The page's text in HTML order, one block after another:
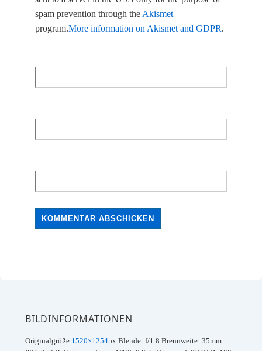
spam prevention through the Akismet
program.More information on Akismet and GDPR.
BILDINFORMATIONEN
Originalgröße 1520×1254px Blende: f/1.8 Brennweite: 35mm